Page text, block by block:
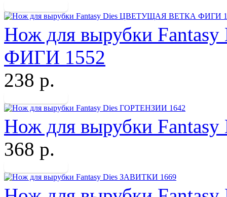
Нож для вырубки
ФИГИ 1552
238 р.
Нож для вырубки
368 р.